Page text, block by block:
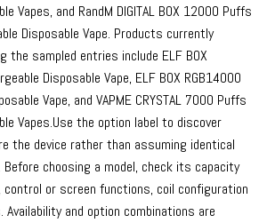
Vapes, and RandM DIGITAL BOX 12000 Puffs
Disposable Vape. Products currently
the sampled entries include ELF BOX
Disposable Vape, ELF BOX RGB14000
Vape, and VAPME CRYSTAL 7000 Puffs
Vapes.Use the option label to discover
the device rather than assuming identical
choosing a model, check its capacity
control or screen functions, coil configuration
and option combinations are